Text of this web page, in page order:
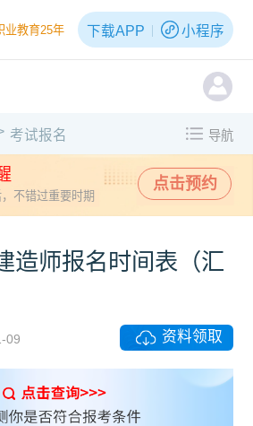
业教育25年 下载APP 小程序
考试报名 导航
不错过重要时期
点击预约
造师报名时间表（汇
09 资料领取